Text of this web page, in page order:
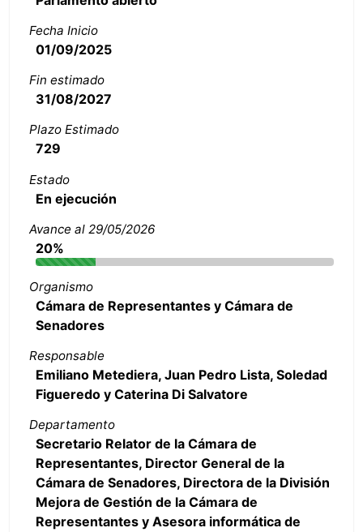
Fecha Inicio
01/09/2025
Fin estimado
31/08/2027
Plazo Estimado
729
Estado
En ejecución
Avance al 29/05/2026
20%
Organismo
Cámara de Representantes y Cámara de
Senadores
Responsable
Emiliano Metediera, Juan Pedro Lista, Soledad
Figueredo y Caterina Di Salvatore
Departamento
Secretario Relator de la Cámara de
Representantes, Director General de la
Cámara de Senadores, Directora de la División
Mejora de Gestión de la Cámara de
Representantes y Asesora informática de